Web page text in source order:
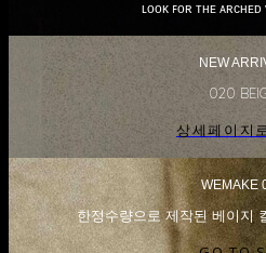
ʟᴏᴏᴋ ꜰᴏʀ ᴛʜᴇ ᴀʀᴄʜᴇᴅ
NEW
020
상세페이지
WEMAKE
한정수량으로 제작된 베이지